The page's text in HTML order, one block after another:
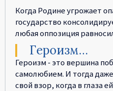
Когда Родине угрожает
государство
любая оппозиция
Героизм…
Героизм - это вершина
самолюбием. И тогда
свой взор, когда в глаза